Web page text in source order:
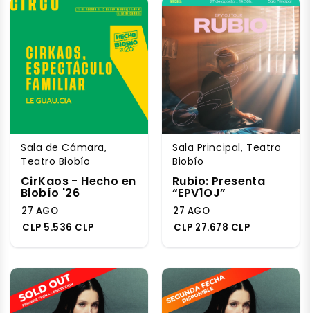
Sala de Cámara,
Teatro Biobío
CirKaos - Hecho en
Biobío '26
27 AGO
CLP 5.536 CLP
Sala Principal, Teatro
Biobío
Rubio: Presenta
“EPV1OJ”
27 AGO
CLP 27.678 CLP